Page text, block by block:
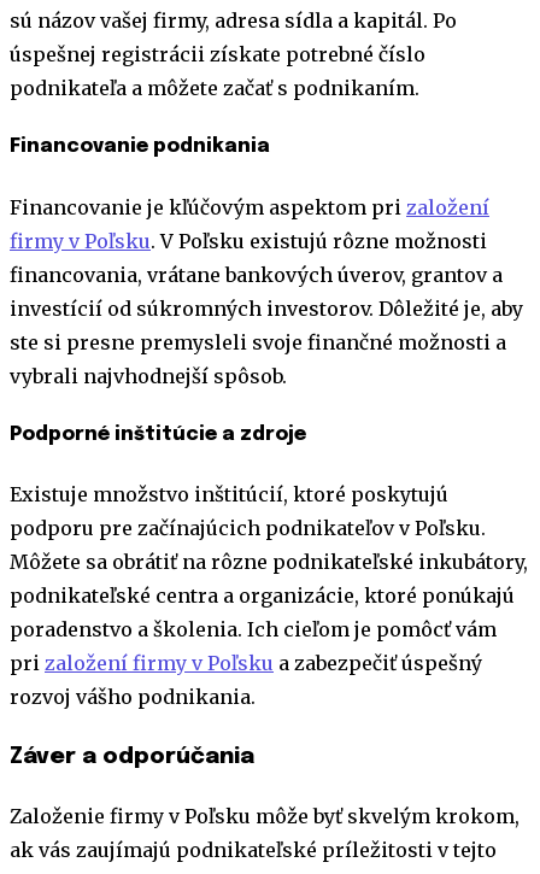
sú názov vašej firmy, adresa sídla a kapitál. Po
úspešnej registrácii získate potrebné číslo
podnikateľa a môžete začať s podnikaním.
Financovanie podnikania
Financovanie je kľúčovým aspektom pri založení
firmy v Poľsku. V Poľsku existujú rôzne možnosti
financovania, vrátane bankových úverov, grantov a
investícií od súkromných investorov. Dôležité je, aby
ste si presne premysleli svoje finančné možnosti a
vybrali najvhodnejší spôsob.
Podporné inštitúcie a zdroje
Existuje množstvo inštitúcií, ktoré poskytujú
podporu pre začínajúcich podnikateľov v Poľsku.
Môžete sa obrátiť na rôzne podnikateľské inkubátory,
podnikateľské centra a organizácie, ktoré ponúkajú
poradenstvo a školenia. Ich cieľom je pomôcť vám
pri založení firmy v Poľsku a zabezpečiť úspešný
rozvoj vášho podnikania.
Záver a odporúčania
Založenie firmy v Poľsku môže byť skvelým krokom,
ak vás zaujímajú podnikateľské príležitosti v tejto